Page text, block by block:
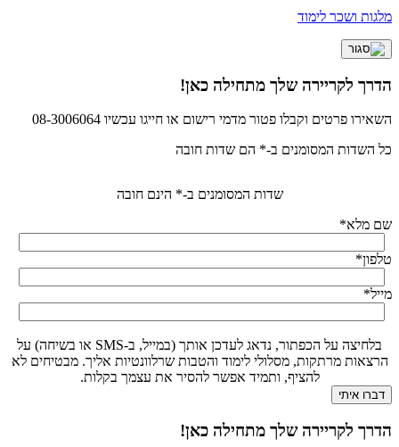
מלגות ושכר לימוד
הדרך לקריירה שלך מתחילה כאן!
השאירו פרטים וקבלו פטור מדמי רישום או חייגו עכשיו 08-3006064
כל השדות המסומנים ב-* הם שדות חובה
שדות המסומנים ב-* הינם חובה
שם מלא*
טלפון*
מייל*
בלחיצה על הכפתור, נדאג לעדכן אותך (במייל, ב-SMS או בשיחה) על
הרצאות מרתקות, מסלולי לימוד והטבות שרלוונטיות אליך. מבטיחים לא
להציף, ותמיד אפשר להסיר את עצמך בקלות.
הדרך לקריירה שלך מתחילה כאן!